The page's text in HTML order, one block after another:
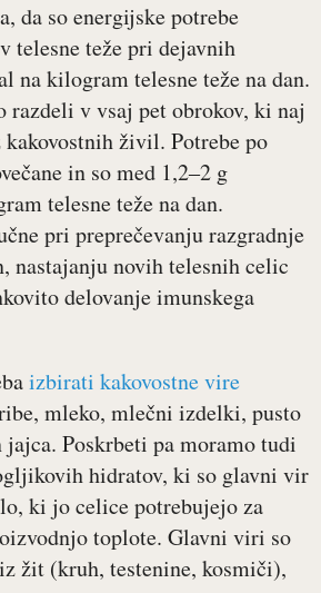
da so energijske potrebe
telesne teže pri dejavnih
na kilogram telesne teže na dan.
razdeli v vsaj pet obrokov, ki naj
živil. Potrebe po
in so med 1,2‒2 g
telesne teže na dan.
pri preprečevanju razgradnje
nastajanju novih telesnih celic
delovanje imunskega
izbirati kakovostne vire
mleko, mlečni izdelki, pusto
Poskrbeti pa moramo tudi
hidratov, ki so glavni vir
ki jo celice potrebujejo za
toplote. Glavni viri so
žit (kruh, testenine, kosmiči),